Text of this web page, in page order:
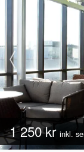
1 250 kr inkl.